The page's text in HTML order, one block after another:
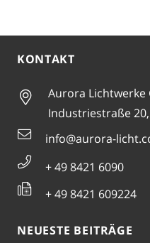
KONTAKT
Aurora Lichtwerke
Industriestraße
info@aurora-
+ 49 8421 6090
+ 49 8421 609224
NEUESTE BEITRÄGE